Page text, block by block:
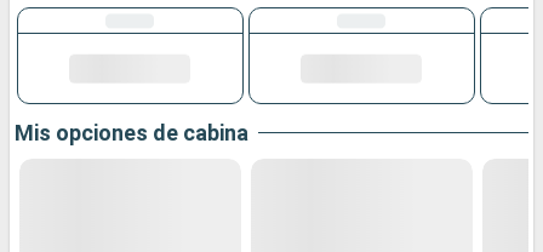
Mis opciones de cabina